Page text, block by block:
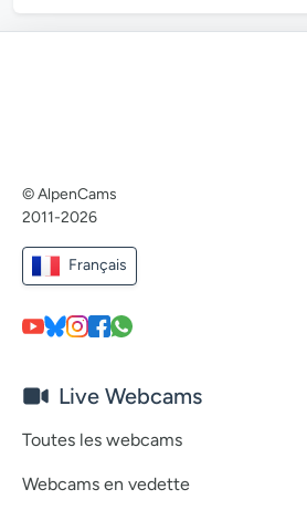
© AlpenCams
2011-2026
Français
Live Webcams
Toutes les webcams
Webcams en vedette